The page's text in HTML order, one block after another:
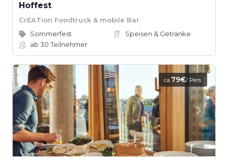
Hoffest
CrEATion Foodtruck & mobile Bar
Sommerfest
Speisen & Getränke
ab 30Teilnehmer
ca.79€/ Pers.